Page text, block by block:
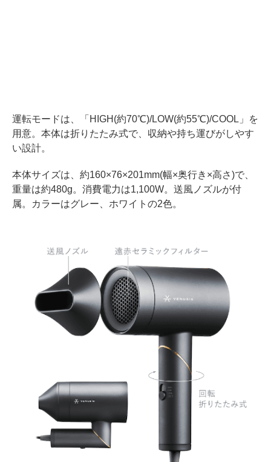
運転モードは、「HIGH(約70℃)/LOW(約55℃)/COOL」を
用意。本体は折りたたみ式で、収納や持ち運びがしやす
い設計。
本体サイズは、約160×76×201mm(幅×奥行き×高さ)で、
重量は約480g。消費電力は1,100W。送風ノズルが付
属。カラーはグレー、ホワイトの2色。